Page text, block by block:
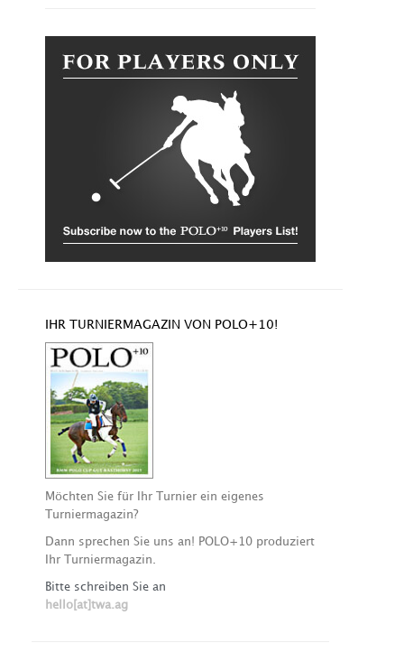
IHR TURNIERMAGAZIN VON POLO+10!
Möchten Sie für Ihr Turnier ein eigenes
Turniermagazin?
Dann sprechen Sie uns an! POLO+10 produziert
Ihr Turniermagazin.
Bitte schreiben Sie an
hello[at]twa.ag